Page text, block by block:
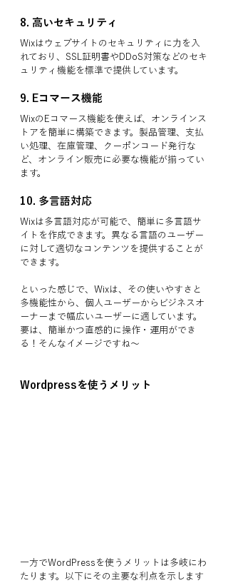
8. 高いセキュリティ
Wixはウェブサイトのセキュリティに力を入
れており、SSL証明書やDDoS対策などのセキ
ュリティ機能を標準で提供しています。
9. Eコマース機能
WixのEコマース機能を使えば、オンラインス
トアを簡単に構築できます。製品管理、支払
い処理、在庫管理、クーポンコード発行な
ど、オンライン販売に必要な機能が揃ってい
ます。
10. 多言語対応
Wixは多言語対応が可能で、簡単に多言語サ
イトを作成できます。異なる言語のユーザー
に対して適切なコンテンツを提供することが
できます。
といった感じで、Wixは、その使いやすさと
多機能性から、個人ユーザーからビジネスオ
ーナーまで幅広いユーザーに適しています。
要は、簡単かつ直感的に操作・運用ができ
る！そんなイメージですね〜
Wordpressを使うメリット
一方でWordPressを使うメリットは多岐にわ
たります。以下にその主要な利点を示します